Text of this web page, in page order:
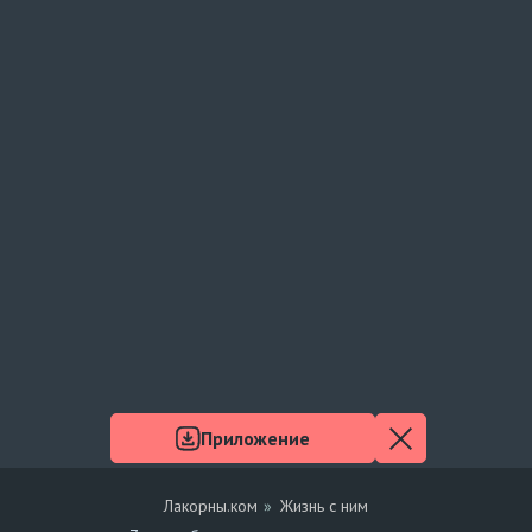
Лакорны.ком
Жизнь с ним
Приложение